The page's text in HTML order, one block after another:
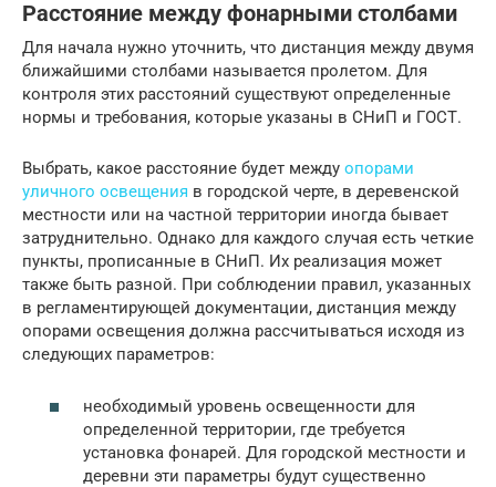
Расстояние между фонарными столбами
Для начала нужно уточнить, что дистанция между двумя
ближайшими столбами называется пролетом. Для
контроля этих расстояний существуют определенные
нормы и требования, которые указаны в СНиП и ГОСТ.
Выбрать, какое расстояние будет между опорами
уличного освещения в городской черте, в деревенской
местности или на частной территории иногда бывает
затруднительно. Однако для каждого случая есть четкие
пункты, прописанные в СНиП. Их реализация может
также быть разной. При соблюдении правил, указанных
в регламентирующей документации, дистанция между
опорами освещения должна рассчитываться исходя из
следующих параметров:
необходимый уровень освещенности для
определенной территории, где требуется
установка фонарей. Для городской местности и
деревни эти параметры будут существенно